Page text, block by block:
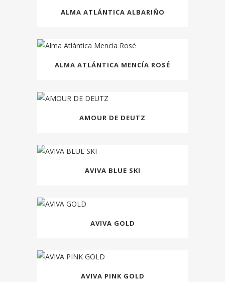
ALMA ATLÁNTICA ALBARIÑO
ALMA ATLÁNTICA MENCÍA ROSÉ
AMOUR DE DEUTZ
AVIVA BLUE SKI
AVIVA GOLD
AVIVA PINK GOLD